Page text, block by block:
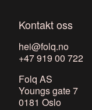
Kontakt oss
hei@folq.no
+47 919 00 722
Folq AS
Youngs gate 7
0181 Oslo